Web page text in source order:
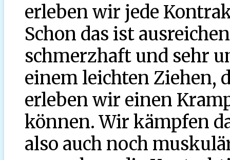
erleben wir jede
Schon das ist
schmerzhaft und sehr
einem leichten Ziehen,
erleben wir einen
können. Wir kämpfen
also auch noch